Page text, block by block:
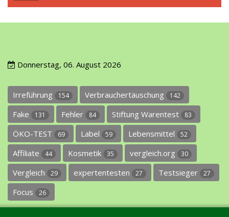
Donnerstag, 06. August 2026
Irreführung 154 Verbrauchertäuschung 142
Fake 131 Fehler 84 Stiftung Warentest 83
ÖKO-TEST 69 Label 59 Lebensmittel 52
Affiliate 44 Kosmetik 35 vergleich.org 30
Vergleich 29 expertentesten 27 Testsieger 27
Focus 26